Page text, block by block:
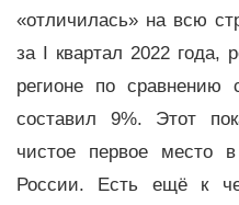
«отличилась» на всю
за I квартал 2022 года,
регионе по
составил 9%. Этот
чистое первое
России. Есть ещё к